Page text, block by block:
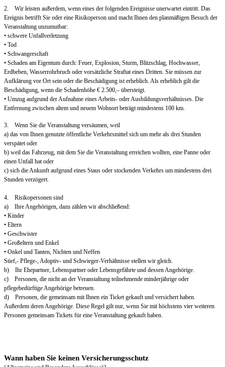
2. Wir leisten außerdem, wenn eines der folgenden Ereignisse unerwartet eintritt. Das
Ereignis betrifft Sie oder eine Risikoperson und macht Ihnen den planmäßigen Besuch der
Veranstaltung unzumutbar:
• schwere Unfallverletzung
• Tod
• Schwangerschaft
• Schaden am Eigentum durch: Feuer, Explosion, Sturm, Blitzschlag, Hochwasser,
Erdbeben, Wasserrohrbruch oder vorsätzliche Straftat eines Dritten. Sie müssen zur
Aufklärung vor Ort sein oder die Beschädigung ist erheblich. Als erheblich gilt die
Beschädigung, wenn die Schadenhöhe € 2.500,– übersteigt.
• Umzug aufgrund der Aufnahme eines Arbeits- oder Ausbildungsverhältnisses. Die
Entfernung zwischen altem und neuem Wohnort beträgt mindestens 100 km.
3. Wenn Sie die Veranstaltung versäumen, weil
a) das von Ihnen genutzte öffentliche Verkehrsmittel sich um mehr als drei Stunden
verspätet oder
b) weil das Fahrzeug, mit dem Sie die Veranstaltung erreichen wollten, eine Panne oder
einen Unfall hat oder
c) sich die Ankunft aufgrund eines Staus oder stockenden Verkehrs um mindestens drei
Stunden verzögert.
4. Risikopersonen sind
a) Ihre Angehörigen, dazu zählen wir abschließend:
• Kinder
• Eltern
• Geschwister
• Großeltern und Enkel
• Onkel und Tanten, Nichten und Neffen
Stief,- Pflege-, Adoptiv- und Schwieger-Verhältnisse stellen wir gleich.
b) Ihr Ehepartner, Lebenspartner oder Lebensgefährte und dessen Angehörige.
c) Personen, die nicht an der Veranstaltung teilnehmende minderjährige oder
pflegebedürftige Angehörige betreuen.
d) Personen, die gemeinsam mit Ihnen ein Ticket gekauft und versichert haben.
Außerdem deren Angehörige. Diese Regel gilt nur, wenn Sie mit höchstens vier weiteren
Personen gemeinsam Tickets für eine Veranstaltung gekauft haben.
Wann haben Sie keinen Versicherungsschutz